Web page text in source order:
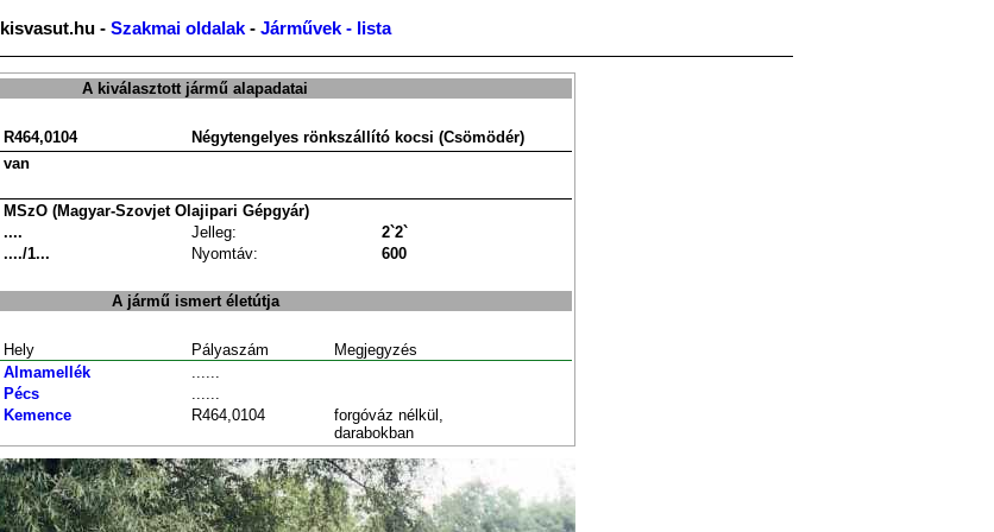
kisvasut.hu - Szakmai oldalak- Járművek - lista
A kiválasztott jármű alapadatai
R464,0104
Négytengelyes rönkszállító kocsi (Csömödér)
van
MSzO (Magyar-Szovjet Olajipari Gépgyár)
.... Jelleg:
2`2`
..../1... Nyomtáv: 600
A jármű ismert életútja
Hely Pályaszám
Megjegyzés
Almamellék
......
Pécs
......
Kemence R464,0104
forgóváz nélkül,
darabokban